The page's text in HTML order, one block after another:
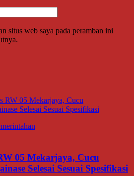
situs web saya pada peramban ini
05 Mekarjaya, Cucu
Selesai Sesuai Spesifikasi